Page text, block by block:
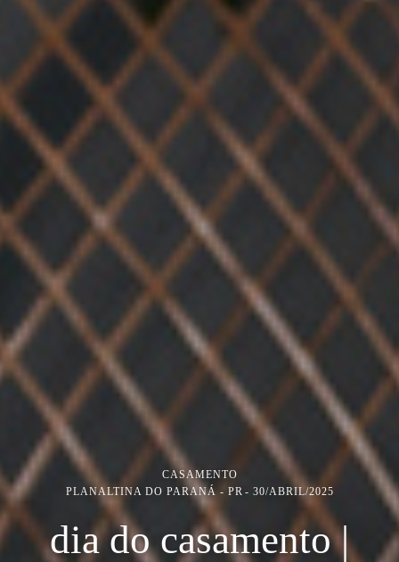
CASAMENTO
PLANALTINA DO PARANÁ - PR
30/ABRIL/2025
dia do casamento |